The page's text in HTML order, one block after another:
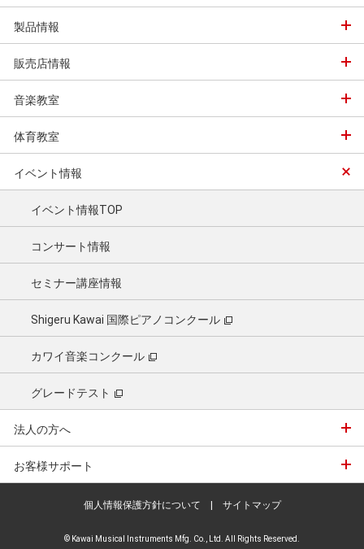
製品情報
販売店情報
音楽教室
体育教室
イベント情報
イベント情報TOP
コンサート情報
セミナー講座情報
Shigeru Kawai 国際ピアノコンクール
カワイ音楽コンクール
グレードテスト
法人の方へ
お客様サポート
個人情報保護方針について | サイトマップ
© Kawai Musical Instruments Mfg. Co., Ltd. All Rights Reserved.